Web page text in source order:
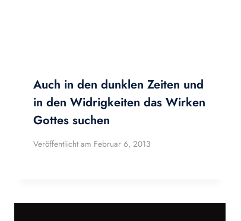
Auch in den dunklen Zeiten und
in den Widrigkeiten das Wirken
Gottes suchen
Veröffentlicht am Februar 6, 2013